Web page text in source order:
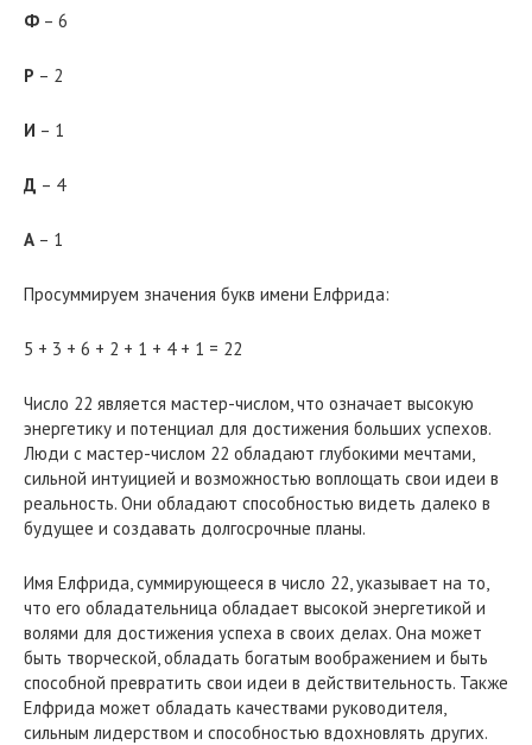
Ф – 6
Р – 2
И – 1
Д – 4
А – 1
Просуммируем значения букв имени Елфрида:
5 + 3 + 6 + 2 + 1 + 4 + 1 = 22
Число 22 является мастер-числом, что означает высокую
энергетику и потенциал для достижения больших успехов.
Люди с мастер-числом 22 обладают глубокими мечтами,
сильной интуицией и возможностью воплощать свои идеи в
реальность. Они обладают способностью видеть далеко в
будущее и создавать долгосрочные планы.
Имя Елфрида, суммирующееся в число 22, указывает на то,
что его обладательница обладает высокой энергетикой и
волями для достижения успеха в своих делах. Она может
быть творческой, обладать богатым воображением и быть
способной превратить свои идеи в действительность. Также
Елфрида может обладать качествами руководителя,
сильным лидерством и способностью вдохновлять других.